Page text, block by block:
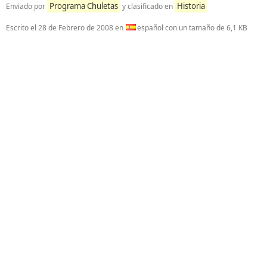
Enviado por Programa Chuletas y clasificado en Historia
Escrito el 28 de Febrero de 2008en español con un tamaño de 6,1 KB